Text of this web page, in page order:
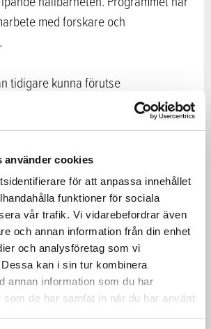
använder cookies
för att anpassa innehållet
funktioner för sociala
vår trafik. Vi vidarebefordrar även
och annan information från din enhet
och analysföretag som vi
kan i sin tur kombinera
annan information som du har
som de har samlat in när du har använt
med forskare och
tidigare kunna förutse
att kunna rikta lösningarna inom
på ett rätt sätt. För att på förhand
behöver vi forskning, vars
kunna tillämpa på olika
både på den nationella
lokala nivån, sägerJaana Husu-
kanslichef.
om